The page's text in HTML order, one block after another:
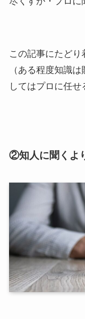
この記事にたど
（ある程度知識
してはプロに任せ
②知人に聞くよ